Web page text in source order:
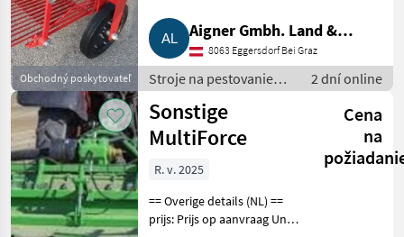
Marketplace
predajcov inzeráty
Obchodný poskytovateľ
Aigner Gmbh. Land &
Gartentechnik, Agrar
8063 Eggersdorf Bei Graz
Stroje na pestovanie
zeleniny / Ostatné
stroje na výrobu
zeleniny
2 dní online
Sonstige
MultiForce
Cena
na
R. v. 2025
== Overige details (NL) ==
prijs: Prijs op aanvraag Unit: